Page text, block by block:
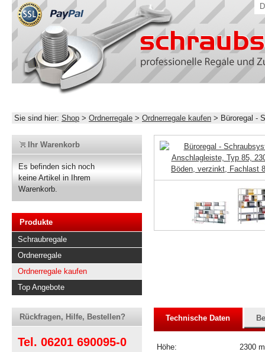
Sie sind hier: Shop > Ordnerregale > Ordnerregale kaufen > Büroregal -
Ihr Warenkorb
Es befinden sich noch
keine Artikel in Ihrem
Warenkorb.
Produkte
Schraubregale
Ordnerregale
Ordnerregale kaufen
Top Angebote
Rückfragen, Hilfe, Bestellen?
Tel. 06201 690095-0
Technische Daten
Höhe:
2300